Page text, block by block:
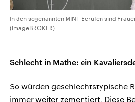
In den sogenannten MINT-Berufen sind
(imageBROKER)
Schlecht in Mathe: ein
So würden geschlechtstypische
immer weiter zementiert. Diese